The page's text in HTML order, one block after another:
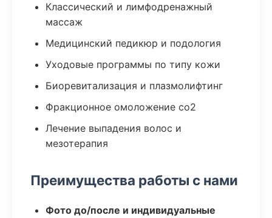
Классический и лимфодренажный
массаж
Медицинский педикюр и подология
Уходовые программы по типу кожи
Биоревитализация и плазмолифтинг
Фракционное омоложение co2
Лечение выпадения волос и
мезотерапия
Преимущества работы с нами
Фото до/после и индивидуальные